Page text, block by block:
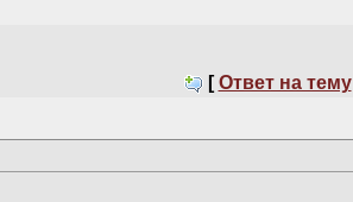
[ Ответ на тему